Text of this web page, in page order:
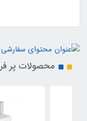
محصولات پر